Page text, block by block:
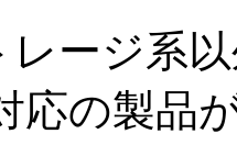
ージ系
応の製品